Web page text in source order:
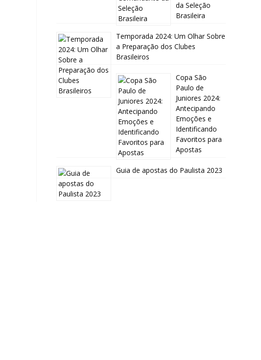
da Seleção
Brasileira
Temporada 2024: Um Olhar Sobre
a Preparação dos Clubes
Brasileiros
Copa São
Paulo de
Juniores 2024:
Antecipando
Emoções e
Identificando
Favoritos para
Apostas
Guia de apostas do Paulista 2023